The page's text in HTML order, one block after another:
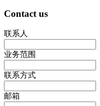
Contact us
联系人
业务范围
联系方式
邮箱